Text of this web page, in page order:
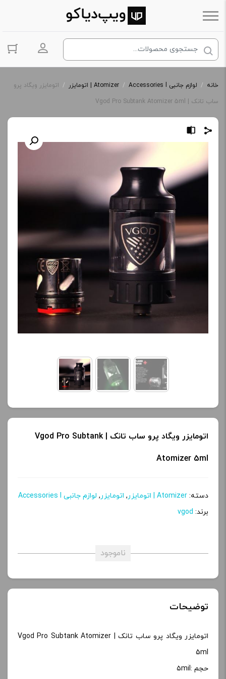
ورود به
خانه / لوازم جانبی Accessories l / Atomizer | اتومایزر / اتومایزر ویگاد پرو
ساب تانک | Vgod Pro Subtank Atomizer 5ml
اتومایزر ویگاد پرو ساب تانک | Vgod Pro Subtank
Atomizer 5ml
دسته: Atomizer | اتومایزر , اتومایزر , لوازم جانبی Accessories l
برند: vgod
ناموجود
توضیحات
اتومایزر ویگاد پرو ساب تانک | Vgod Pro Subtank Atomizer
5ml
حجم :۵mil